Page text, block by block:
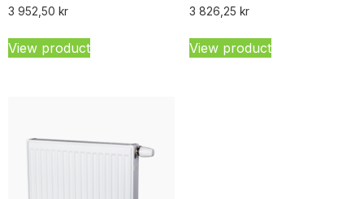
3 952,50 kr
View product
3 826,25 kr
View product